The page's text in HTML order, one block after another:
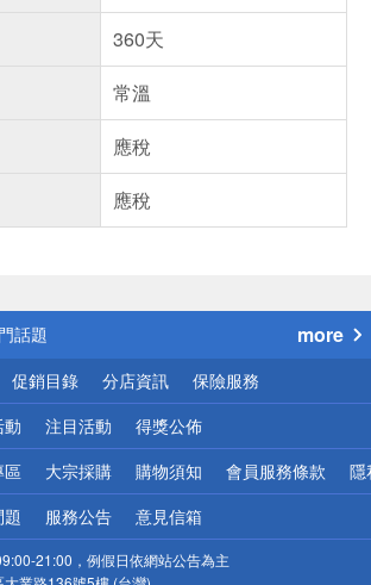
360天
常溫
應稅
應稅
公告
話題
優惠
地區配送
網頁！請小心！
more
促銷目錄 分店資訊 保險服務
注目活動 得獎公佈
區 大宗採購 購物須知 會員服務條款 隱
服務公告 意見信箱
21:00，例假日依網站公告為主